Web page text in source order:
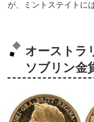
が、ミントステイトに
オーストラ
ソブリン金